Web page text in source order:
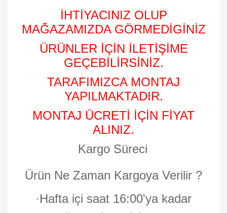
İHTİYACINIZ OLUP
MAĞAZAMIZDA GÖRMEDİGİNİZ
ÜRÜNLER İÇİN İLETİŞİME
GEÇEBİLİRSİNİZ.
TARAFIMIZCA MONTAJ
YAPILMAKTADIR.
MONTAJ ÜCRETİ İÇİN FİYAT
ALINIZ.
Kargo Süreci
Ürün Ne Zaman Kargoya Verilir ?
·Hafta içi saat 16:00'ya kadar